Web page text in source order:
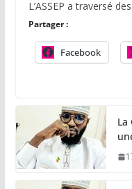
L’ASSEP a traversé
Partager :
Facebook
La